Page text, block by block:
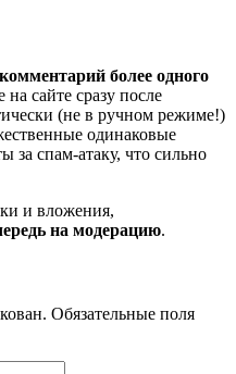
более одного
сайте сразу после
(не в ручном режиме!)
одинаковые
за спам-атаку, что сильно
и вложения,
на модерацию.
Обязательные поля